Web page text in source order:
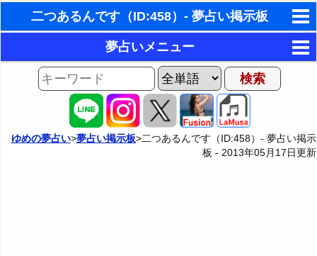
二つあるんです（ID:458）- 夢占い掲示板
東洋・西洋占星術
ホラリー占星術
手相占いで未来診断
タロットカードで無料占い
夢占いメニュー
AIゆめの夢占いチャット
夢占い掲示板
ゆめの夢占い>夢占い掲示板>二つあるんです（ID:458）- 夢占い掲示
板 - 2013年05月17日更新